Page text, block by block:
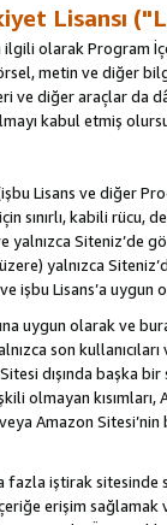
Lisansı
ilgili olarak Program
metin ve diğer
diğer araçlar da
kabul etmiş
Lisans ve diğer
için sınırlı, kabili
Siteniz’de
yalnızca
işbu Lisans’a
uygun olarak ve
son
dışında başka
olmayan
Amazon
fazla iştirak
erişim sağlamak